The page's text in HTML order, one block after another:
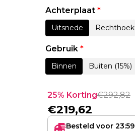
Achterplaat *
Uitsnede Rechthoek
Gebruik *
Binnen Buiten (15%)
25% Korting€292,82
€219,62
Besteld voor 23:59